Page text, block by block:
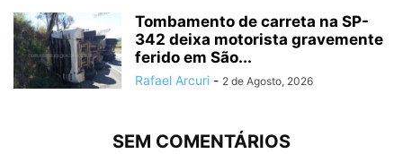
Tombamento de carreta na SP-
342 deixa motorista gravemente
ferido em São...
Rafael Arcuri - 2 de Agosto, 2026
SEM COMENTÁRIOS